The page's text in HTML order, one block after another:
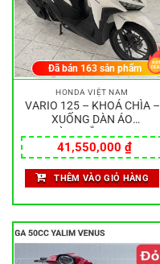
HONDA VIỆT NAM
VARIO 125 – KHOÁ CHÌA –
XUỐNG DÀN ÁO
MÀU:TRẮNG ĐEN
41,550,000 ₫
Đã bán 163 sản phẩm
THÊM VÀO GIỎ HÀNG